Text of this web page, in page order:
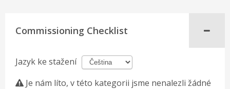
Commissioning Checklist
Jazyk ke stažení
Je nám líto, v této kategorii jsme nenalezli žádné